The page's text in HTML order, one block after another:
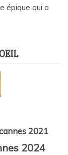
épique qui a
2021
2024